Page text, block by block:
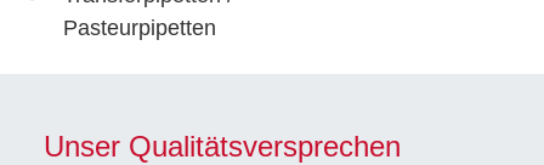
Pasteurpipetten
Unser Qualitätsversprechen